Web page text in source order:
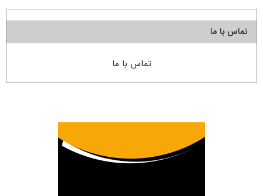
تماس با ما
تماس با ما